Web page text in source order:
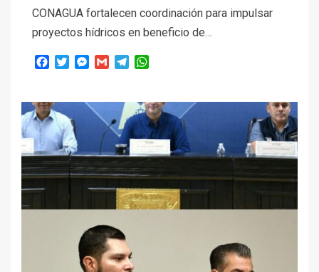
CONAGUA fortalecen coordinación para impulsar
proyectos hídricos en beneficio de…
Facebook
TwitterMessenger
Gmail Telegram